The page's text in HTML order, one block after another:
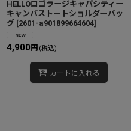
HELLOロゴラージキャパシティー
キャンバストートショルダーバッ
グ [2601-a901899664604]
4,900 円 (税込)
カートに入れる